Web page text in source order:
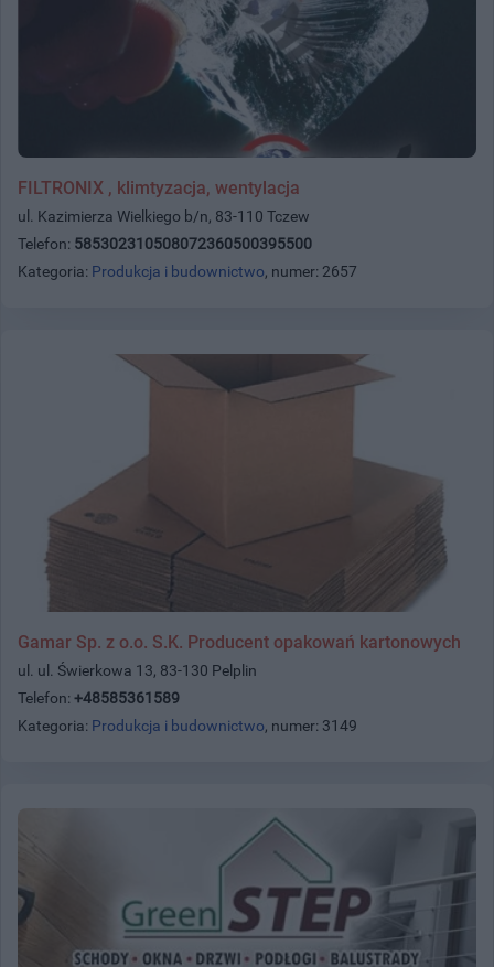
FILTRONIX , klimtyzacja, wentylacja
ul. Kazimierza Wielkiego b/n, 83-110 Tczew
Telefon: 585302310508072360500395500
Kategoria: Produkcja i budownictwo, numer: 2657
Gamar Sp. z o.o. S.K. Producent opakowań kartonowych
ul. ul. Świerkowa 13, 83-130 Pelplin
Telefon: +48585361589
Kategoria: Produkcja i budownictwo, numer: 3149